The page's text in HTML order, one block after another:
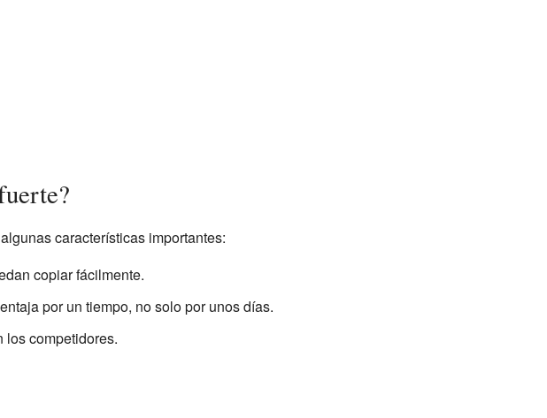
características importantes:
copiar fácilmente.
por un tiempo, no solo por unos días.
los competidores.